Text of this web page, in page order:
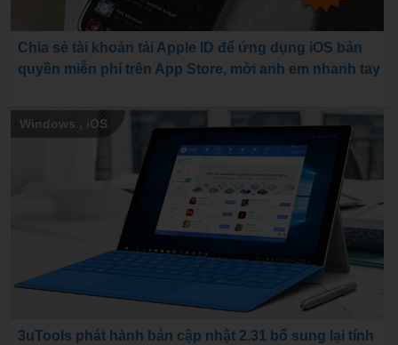
Chia sẻ tài khoản tải Apple ID để ứng dụng iOS bản
quyền miễn phí trên App Store, mời anh em nhanh tay
Windows , iOS
3uTools phát hành bản cập nhật 2.31 bổ sung lại tính